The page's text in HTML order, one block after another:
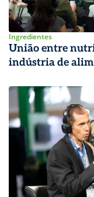
Ingredientes
União entre
indústria de